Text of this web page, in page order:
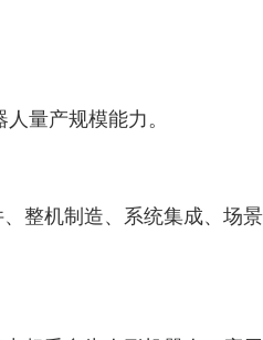
量产规模能力。
整机制造、系统集成、场